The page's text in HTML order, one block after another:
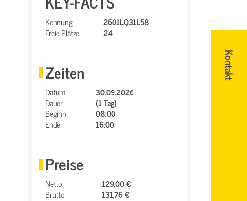
Kontakt
Kennung
2601LQ31L58
Freie Plätze
24
Zeiten
Datum
30.09.2026
Dauer
(1 Tag)
Beginn
08:00
Ende
16:00
Preise
Netto
129,00 €
Brutto
131,76 €